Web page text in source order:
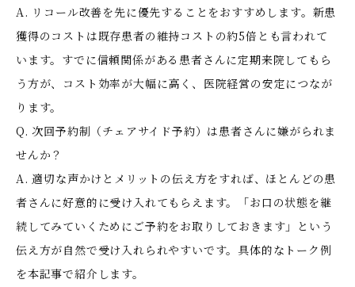
A. リコール改善を先に優先することをおすすめします。新患
獲得のコストは既存患者の維持コストの約5倍とも言われて
います。すでに信頼関係がある患者さんに定期来院してもら
う方が、コスト効率が大幅に高く、医院経営の安定につなが
ります。
Q. 次回予約制（チェアサイド予約）は患者さんに嫌がられま
せんか？
A. 適切な声かけとメリットの伝え方をすれば、ほとんどの患
者さんに好意的に受け入れてもらえます。「お口の状態を継
続してみていくためにご予約をお取りしておきます」という
伝え方が自然で受け入れられやすいです。具体的なトーク例
を本記事で紹介します。